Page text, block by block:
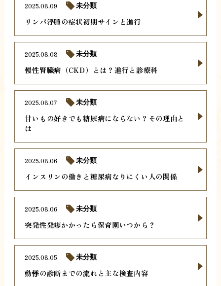
リンパ浮腫の症状初期サインと進行
2025.08.09 未分類
慢性腎臓病（CKD）とは？進行と診療科
2025.08.08 未分類
甘いもの好きでも糖尿病にならない？その理由と
は
2025.08.07 未分類
インスリンの働きと糖尿病なりにくい人の関係
2025.08.06 未分類
突発性発疹かかったら保育園いつから？
2025.08.06 未分類
動悸の診断までの流れと主な検査内容
2025.08.05 未分類